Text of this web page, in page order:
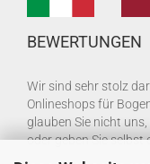
BEWERTUNGEN
Wir sind sehr stolz
Onlineshops für
glauben Sie nicht
oder geben Sie